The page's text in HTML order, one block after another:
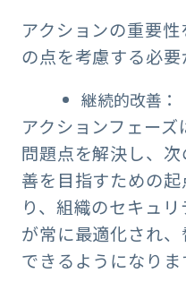
アクションの重要
の点を考慮する必要
継続的改善：
アクションフェー
問題点を解決し、
善を目指すための
り、組織のセキュ
が常に最適化され
できるようになりま